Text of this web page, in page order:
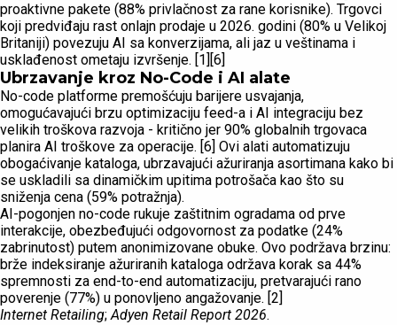
proaktivne pakete (88% privlačnost za rane korisnike). Trgovci
koji predviđaju rast onlajn prodaje u 2026. godini (80% u Velikoj
Britaniji) povezuju AI sa konverzijama, ali jaz u veštinama i
usklađenost ometaju izvršenje. [1][6]
Ubrzavanje kroz No-Code i AI alate
No-code platforme premošćuju barijere usvajanja,
omogućavajući brzu optimizaciju feed-a i AI integraciju bez
velikih troškova razvoja - kritično jer 90% globalnih trgovaca
planira AI troškove za operacije. [6] Ovi alati automatizuju
obogaćivanje kataloga, ubrzavajući ažuriranja asortimana kako bi
se uskladili sa dinamičkim upitima potrošača kao što su
sniženja cena (59% potražnja).
AI-pogonjen no-code rukuje zaštitnim ogradama od prve
interakcije, obezbeđujući odgovornost za podatke (24%
zabrinutost) putem anonimizovane obuke. Ovo podržava brzinu:
brže indeksiranje ažuriranih kataloga održava korak sa 44%
spremnosti za end-to-end automatizaciju, pretvarajući rano
poverenje (77%) u ponovljeno angažovanje. [2]
Internet Retailing;Adyen Retail Report 2026.